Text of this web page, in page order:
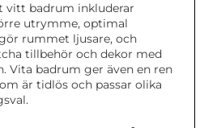
vitt badrum inkluderar
utrymme, optimal
rummet ljusare, och
tillbehör och dekor med
Vita badrum ger även en ren
är tidlös och passar olika